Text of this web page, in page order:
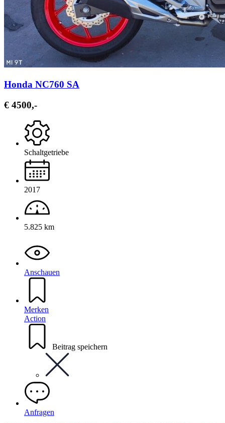
Honda NC760 SA
€ 4500,-
Schaltgetriebe
2017
5.825 km
Anschauen
Merken
Action
Beitrag speichern
Anfragen